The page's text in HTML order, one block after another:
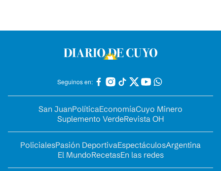
Seguinos en:
San JuanPolíticaEconomíaCuyo Minero
Suplemento VerdeRevista OH
PolicialesPasión DeportivaEspectáculosArgentina
El MundoRecetasEn las redes